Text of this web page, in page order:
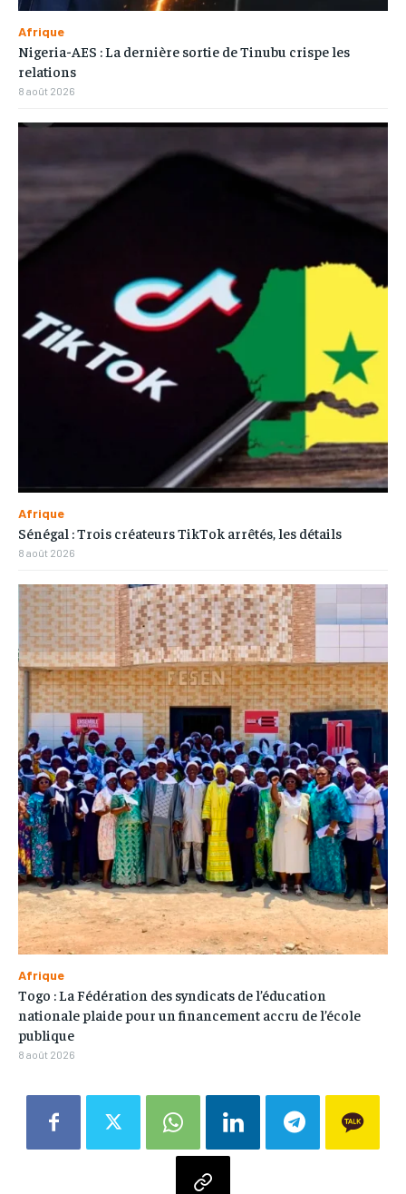
Afrique
Nigeria-AES : La dernière sortie de Tinubu crispe les
relations
8 août 2026
Afrique
Sénégal : Trois créateurs TikTok arrêtés, les détails
8 août 2026
Afrique
Togo : La Fédération des syndicats de l’éducation
nationale plaide pour un financement accru de l’école
publique
8 août 2026